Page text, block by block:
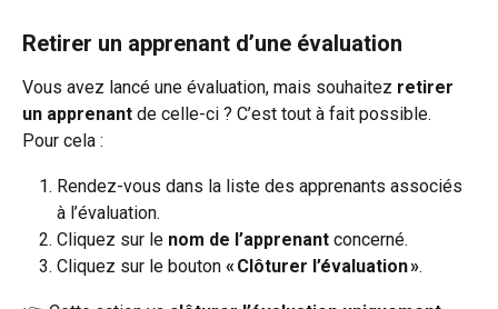
Retirer un apprenant d’une évaluation
Vous avez lancé une évaluation, mais souhaitez retirer
un apprenant de celle-ci ? C’est tout à fait possible.
Pour cela :
Rendez-vous dans la liste des apprenants associés
à l’évaluation.
Cliquez sur le nom de l’apprenant concerné.
Cliquez sur le bouton « Clôturer l’évaluation ».